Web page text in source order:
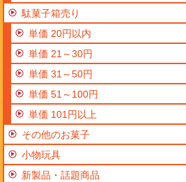
駄菓子箱売り
単価 20円以内
単価 21～30円
単価 31～50円
単価 51～100円
単価 101円以上
その他のお菓子
小物玩具
新製品・話題商品